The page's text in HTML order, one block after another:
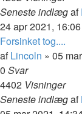
Seneste indlægaf
24 apr 2021, 16:06
Forsinket tog....
afLincoln » 05
0 Svar
4402 Visninger
Seneste indlægaf